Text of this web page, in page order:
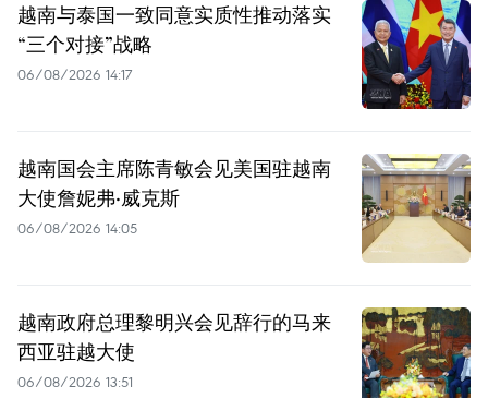
越南与泰国一致同意实质性推动落实
“三个对接”战略
06/08/2026 14:17
越南国会主席陈青敏会见美国驻越南
大使詹妮弗·威克斯
06/08/2026 14:05
越南政府总理黎明兴会见辞行的马来
西亚驻越大使
06/08/2026 13:51